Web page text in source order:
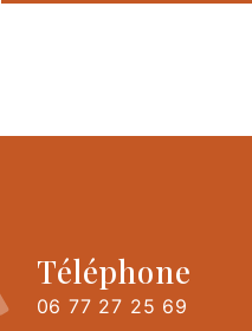
Téléphone
06 77 27 25 69